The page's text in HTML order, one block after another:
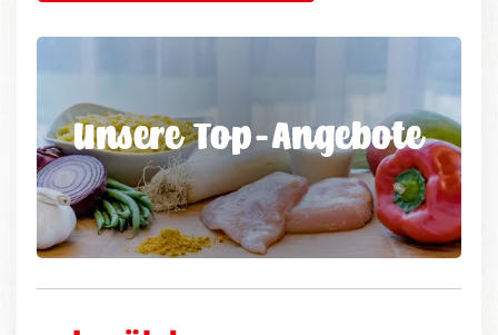
Unsere Top-Angebote